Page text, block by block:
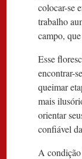
colocar-se
trabalho
campo,
Esse
encontrar-
queimar
mais
orientar
confiável
A